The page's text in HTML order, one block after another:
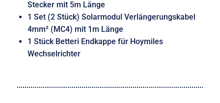
Stecker mit 5m Länge
1 Set (2 Stück) Solarmodul Verlängerungskabel
4mm² (MC4) mit 1m Länge
1 Stück Betteri Endkappe für Hoymiles
Wechselrichter